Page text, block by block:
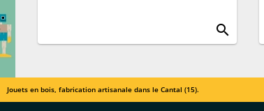
search
Jouets en bois, fabrication artisanale dans le Cantal (15).